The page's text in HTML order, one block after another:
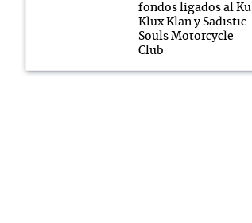
fondos ligados al Ku
Klux Klan y Sadistic
Souls Motorcycle
Club